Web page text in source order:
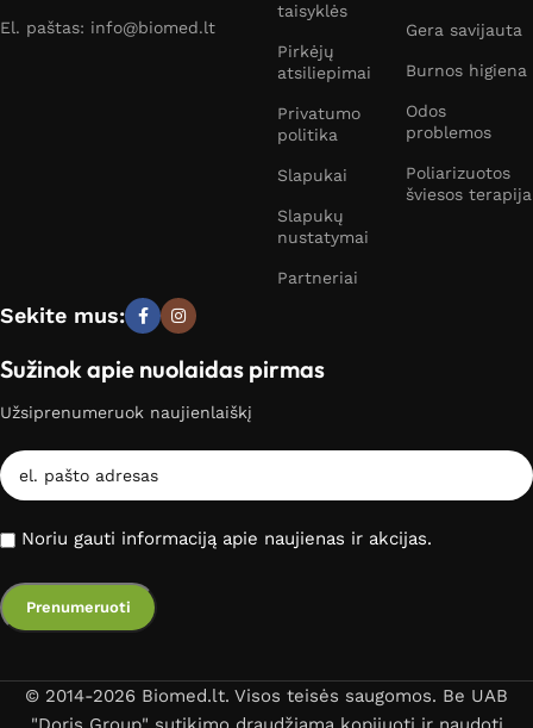
El. paštas: info@biomed.lt
taisyklės
Pirkėjų
atsiliepimai
Privatumo
politika
Slapukai
Slapukų
nustatymai
Partneriai
Gera savijauta
Burnos higiena
Odos
problemos
Poliarizuotos
šviesos terapija
Sekite mus:
Sužinok apie nuolaidas pirmas
Užsiprenumeruok naujienlaiškį
Noriu gauti informaciją apie naujienas ir akcijas.
© 2014-2026 Biomed.lt. Visos teisės saugomos. Be UAB